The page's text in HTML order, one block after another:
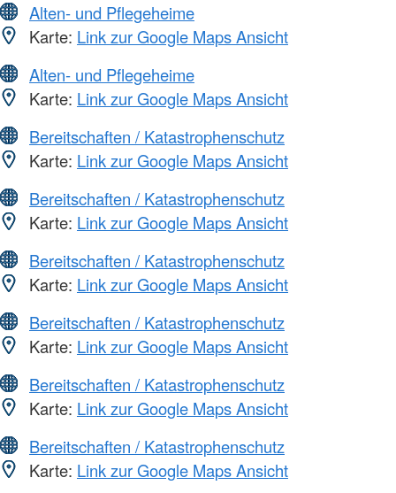
Alten- und Pflegeheime
Karte: Link zur Google Maps Ansicht
Alten- und Pflegeheime
Karte: Link zur Google Maps Ansicht
Bereitschaften / Katastrophenschutz
Karte: Link zur Google Maps Ansicht
Bereitschaften / Katastrophenschutz
Karte: Link zur Google Maps Ansicht
Bereitschaften / Katastrophenschutz
Karte: Link zur Google Maps Ansicht
Bereitschaften / Katastrophenschutz
Karte: Link zur Google Maps Ansicht
Bereitschaften / Katastrophenschutz
Karte: Link zur Google Maps Ansicht
Bereitschaften / Katastrophenschutz
Karte: Link zur Google Maps Ansicht